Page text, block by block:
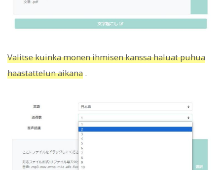
Valitse kuinka monen ihmisen kanssa haluat puhua
haastattelun aikana .